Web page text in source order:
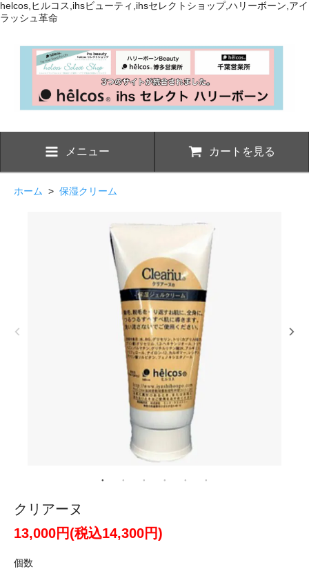
helcos,ヒルコス,ihsビューティ,ihsセレクトショップ,ハリーボーン,アイ
ラッシュ革命
メニュー カートを見る
ホーム > 保湿クリーム
クリアーヌ
13,000円(税込14,300円)
個数